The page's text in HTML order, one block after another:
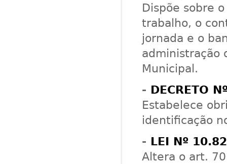
Dispõe sobre
trabalho, o
jornada e o
administração
Municipal.
- DECRETO
Estabelece
identificação
- LEI Nº
Altera o art.